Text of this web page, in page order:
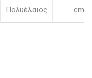
Πολυέλαιος
cm